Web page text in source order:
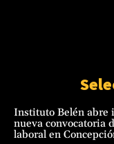
Instituto Belén abre
nueva convocatoria
laboral en